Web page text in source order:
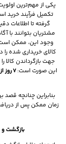
یکی از مهم‌ترین
تکمیل فرآیند خرید
گرفته تا اطلاعات
مشتریان بتوانند با
وجود این، ممکن
جهت بازگرداندن کالا
این صورت است:7روز
بنابراین چنانچه
زمان ممکن پس از
بازگشت و